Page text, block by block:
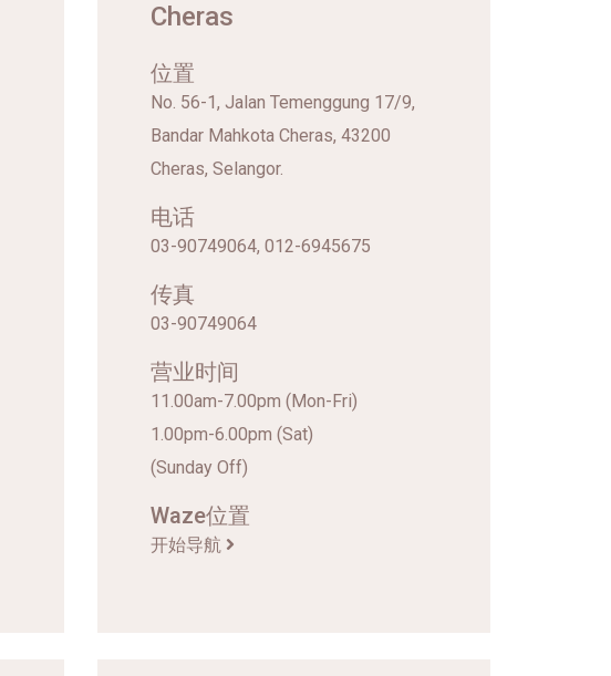
Cheras
位置
No. 56-1, Jalan Temenggung 17/9,
Bandar Mahkota Cheras, 43200
Cheras, Selangor.
电话
03-90749064, 012-6945675
传真
03-90749064
营业时间
11.00am-7.00pm (Mon-Fri)
1.00pm-6.00pm (Sat)
(Sunday Off)
Waze位置
开始导航